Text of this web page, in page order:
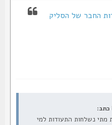
התעודות למי